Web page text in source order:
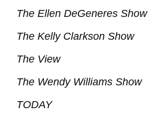
The Ellen DeGeneres Show
The Kelly Clarkson Show
The View
The Wendy Williams Show
TODAY